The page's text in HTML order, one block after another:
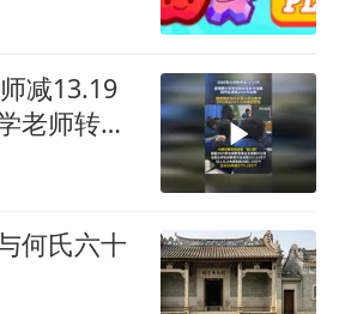
减13.19
老师转岗
何氏六十